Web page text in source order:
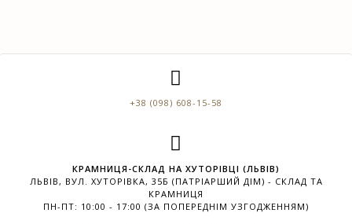
+38 (098) 608-15-58
КРАМНИЦЯ-СКЛАД НА ХУТОРІВЦІ (ЛЬВІВ)
ЛЬВІВ, ВУЛ. ХУТОРІВКА, 35Б (ПАТРІАРШИЙ ДІМ) - СКЛАД ТА
КРАМНИЦЯ
ПН-ПТ: 10:00 - 17:00 (ЗА ПОПЕРЕДНІМ УЗГОДЖЕННЯМ)